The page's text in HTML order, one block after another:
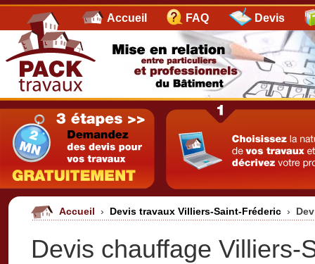
Accueil FAQ Devis
Accueil › Devis travaux Villiers-Saint-Fréderic ›
Devis chauffage Villiers-